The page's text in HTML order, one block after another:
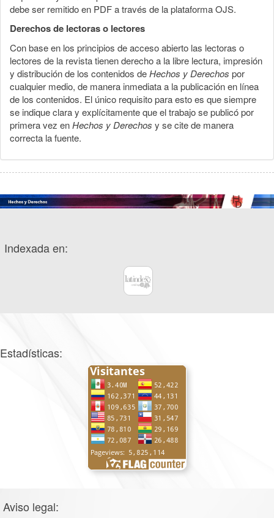
debe ser remitido en PDF a través de la plataforma OJS.
Derechos de lectoras o lectores
Con base en los principios de acceso abierto las lectoras o
lectores de la revista tienen derecho a la libre lectura, impresión
y distribución de los contenidos deHechos y Derechos por
cualquier medio, de manera inmediata a la publicación en línea
de los contenidos. El único requisito para esto es que siempre
se indique clara y explícitamente que el trabajo se publicó por
primera vez enHechos y Derechos y se cite de manera
correcta la fuente.
Indexada en:
Estadísticas:
Aviso legal: